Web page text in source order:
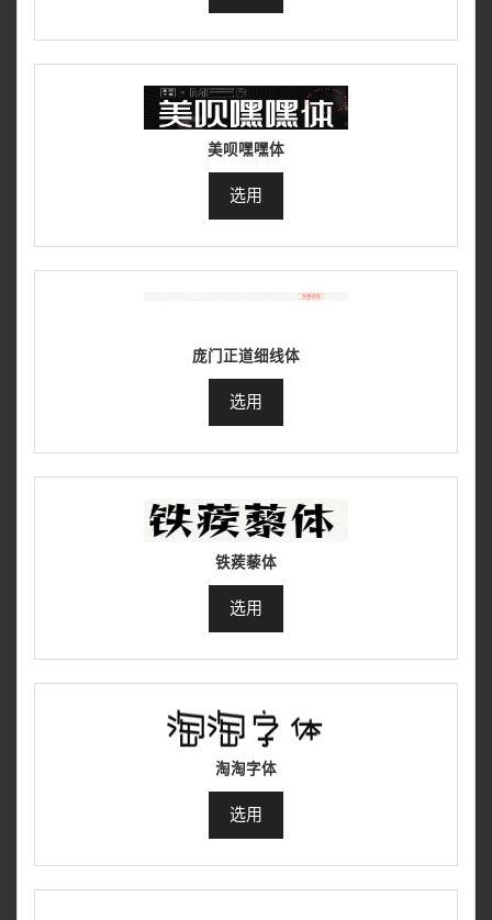
美呗嘿嘿体
选用
庞门正道细线体
选用
铁蒺藜体
选用
淘淘字体
选用